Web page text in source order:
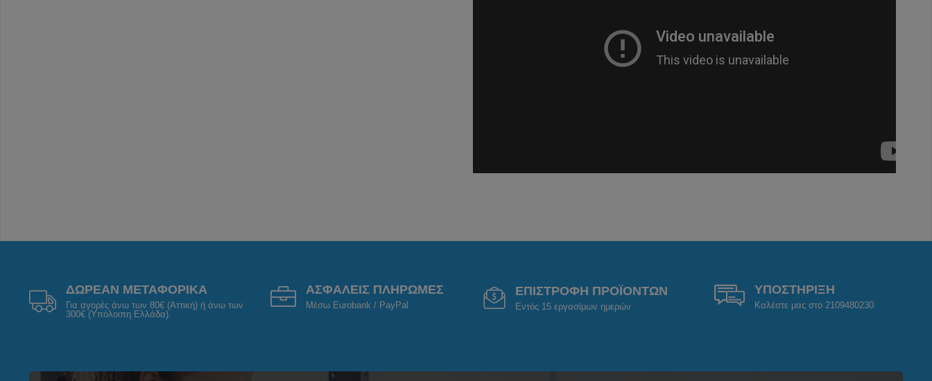
ΔΩΡΕΑΝ ΜΕΤΑΦΟΡΙΚΑ
Για αγορές άνω των 80€ (Αττική) ή άνω των
300€ (Υπόλοιπη Ελλάδα).
ΑΣΦΑΛΕΙΣ ΠΛΗΡΩΜΕΣ
Μέσω Eurobank / PayPal
ΕΠΙΣΤΡΟΦΗ ΠΡΟΪΟΝΤΩΝ
Εντός 15 εργασίμων ημερών
ΥΠΟΣΤΗΡΙΞΗ
Καλέστε μας στο 2109480230